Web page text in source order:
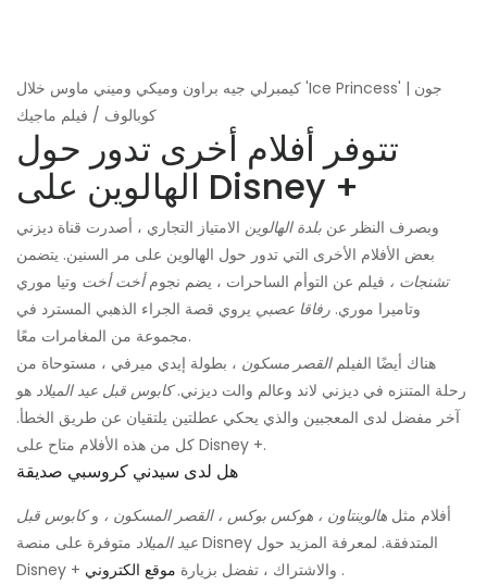
كيمبرلي جيه براون وميكي وميني ماوس خلال 'Ice Princess' | جون
كوبالوف / فيلم ماجيك
تتوفر أفلام أخرى تدور حول
الهالوين على Disney +
وبصرف النظر عن بلدة الهالوين الامتياز التجاري ، أصدرت قناة ديزني
بعض الأفلام الأخرى التي تدور حول الهالوين على مر السنين. يتضمن
تشنجات ، فيلم عن التوأم الساحرات ، يضم نجومأخت أخت وتيا موري
وتاميرا موري. رفاقا عصبي يروي قصة الجراء الذهبي المسترد في
مجموعة من المغامرات معًا.
هناك أيضًا الفيلمالقصر مسكون ، بطولة إيدي ميرفي ، مستوحاة من
رحلة المتنزه في ديزني لاند وعالم والت ديزني.كابوس قبل عيد الميلاد هو
آخر مفضل لدى المعجبين والذي يحكي عطلتين يلتقيان عن طريق الخطأ.
كل من هذه الأفلام متاح على Disney +.
هل لدى سيدني كروسبي صديقة
أفلام مثل هالوينتاون ، هوكس بوكس ​​، القصر المسكون ، وكابوس قبل
عيد الميلاد متوفرة على منصة Disney المتدفقة. لمعرفة المزيد حول
Disney + والاشتراك ، تفضل بزيارة موقع الكتروني
.